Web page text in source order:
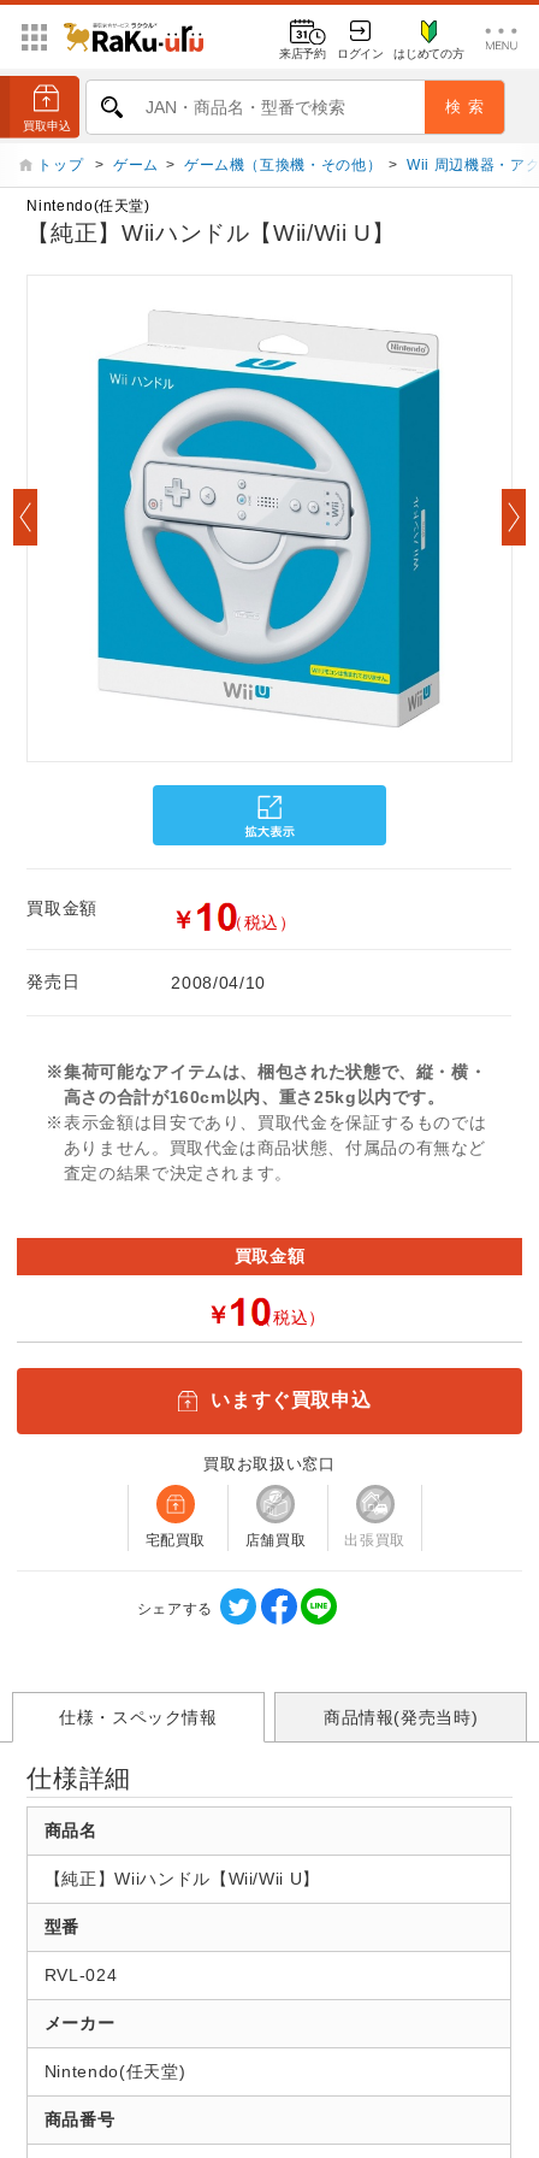
来店予約 ログイン はじめての方
トップ > ゲーム > ゲーム機（互換機・その他） > Wii 周辺機器・ア
Nintendo(任天堂)
【純正】Wiiハンドル【Wii/Wii U】
買取金額 ￥ （税込）
発売日 2008/04/10
※集荷可能なアイテムは、梱包された状態で、縦・横・
高さの合計が160cm以内、重さ25kg以内です。
※表示金額は目安であり、買取代金を保証するものでは
ありません。買取代金は商品状態、付属品の有無など
査定の結果で決定されます。
買取金額
￥ （税込）
いますぐ買取申込
買取お取扱い窓口
宅配買取 店舗買取 出張買取
シェアする
仕様・スペック情報 商品情報(発売当時)
仕様詳細
商品名
【純正】Wiiハンドル【Wii/Wii U】
型番
RVL-024
メーカー
Nintendo(任天堂)
商品番号